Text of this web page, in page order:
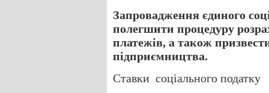
Запровадження єдиного
полегшити процедуру
платежів, а також
підприємництва.
Ставки соціального податку